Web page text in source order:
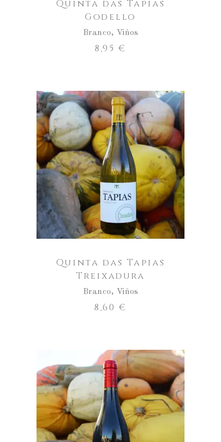
Quinta das Tapias
Godello
Branco, Viños
8,95€
Aumentar
a
cantidade
de
Quinta
das
Tapias
Treixadura
ENGADIR AO CARRO
Quinta das Tapias
Treixadura
Branco, Viños
8,60€
Aumentar
a
cantidade
ENGADIR AO CARRO